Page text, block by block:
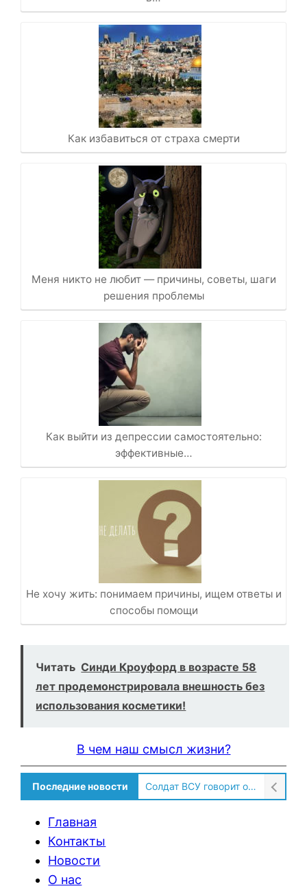
Как избавиться от страха смерти
Меня никто не любит — причины, советы, шаги
решения проблемы
Как выйти из депрессии самостоятельно:
эффективные…
Не хочу жить: понимаем причины, ищем ответы и
способы помощи
Читать Синди Кроуфорд в возрасте 58
лет продемонстрировала внешность без
использования косметики!
В чем наш смысл жизни?
Последние новости Солдат ВСУ говорит о том, чтобы продавали топливо для ремонта техники в Угледаре
Главная
Контакты
Новости
О нас